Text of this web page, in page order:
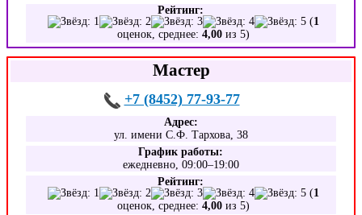
Рейтинг:
(1
оценок, среднее:4,00 из 5)
Мастер
+7 (8452) 77-93-77
Адрес:
ул. имени С.Ф. Тархова, 38
График работы:
ежедневно, 09:00–19:00
Рейтинг:
(1
оценок, среднее:4,00 из 5)